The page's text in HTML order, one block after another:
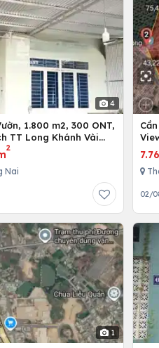
4
1.800 m2, 300 ONT,
TT Long Khánh Vài
2
Nai
chỉ
02/
1